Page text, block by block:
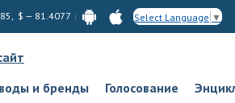
$ — 81.4077 Select Language ▼
и бренды Голосование